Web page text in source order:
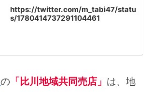
https://twitter.com/m_tabi47/statu
s/1780414737291104461
の 「比川地域共同売店」 は、地